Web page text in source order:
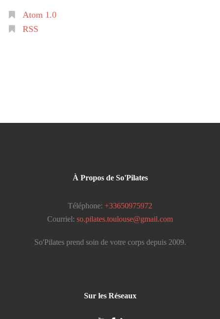
Atom 1.0
RSS
À Propos de So'Pilates
Téléphone: +33650975972
Courriel: so.pilates.toulouse@gmail.com
So'Pilates prend soin de votre corps depuis 2009.
Sur les Réseaux